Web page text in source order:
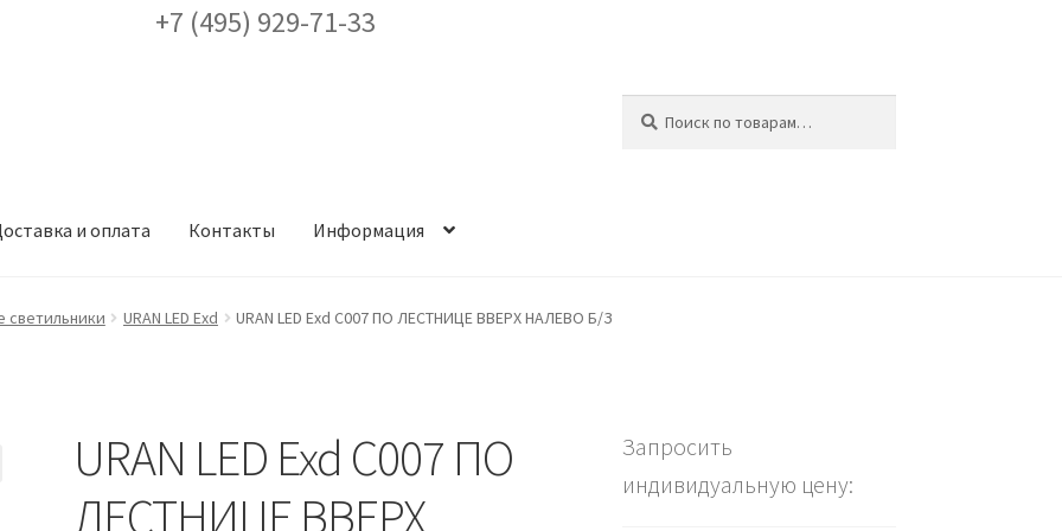
+7 (495) 929-71-33
и оплата Контакты Информация
Доставка и оплатаЗаказ проекта освещения КонтактыКорзина
Отправить заявку
Сертификаты Таблица выбора вводного щитка
URAN LED Exd URAN LED Exd С007 ПО ЛЕСТНИЦЕ ВВЕРХ НАЛЕВО Б/З
URAN LED Exd С007 ПО
ЛЕСТНИЦЕ ВВЕРХ
Запросить
индивидуальную цену: